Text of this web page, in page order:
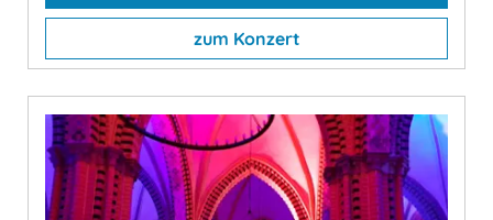
zum Konzert